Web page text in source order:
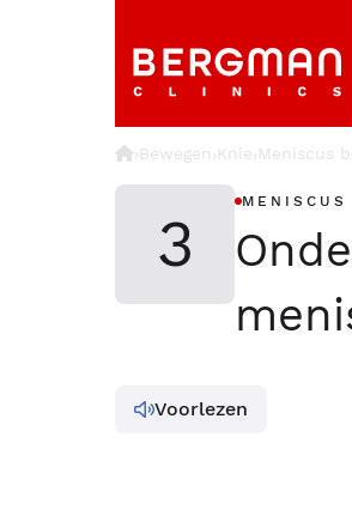
›Bewegen›Knie›Meniscus
3
Voorlezen